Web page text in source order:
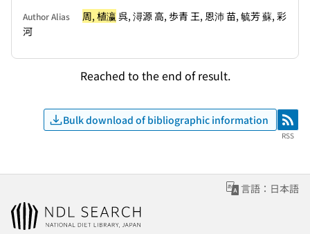
Author Alias 周, 植瀛 呉, 潯源 高, 歩青 王, 恩沛 苗, 毓芳 蘇, 彩
河
Reached to the end of result.
Bulk download of bibliographic information RSS
RSS
言語：日本語